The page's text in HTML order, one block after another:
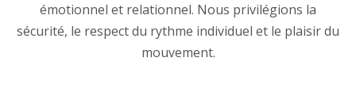
émotionnel et relationnel. Nous privilégions la
sécurité, le respect du rythme individuel et le plaisir du
mouvement.